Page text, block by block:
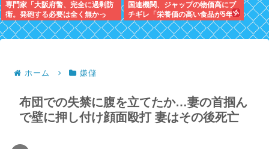
専門家「大阪府警、完全に過剰防
衛。発砲する必要は全く無かっ
た」
国連機関、ジャップの物価高にブ
チギレ「栄養価の高い食品が5年
で25%上昇。再貧困層が健康的な
食事を取ることが不可能」
ホーム 嫌儲
布団での失禁に腹を立てたか…妻の首掴ん
で壁に押し付け顔面殴打 妻はその後死亡